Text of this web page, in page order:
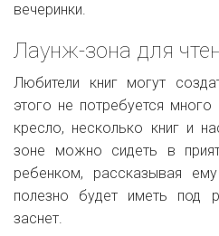
вечеринки.
Лаунж-зона для
Любители книг могут
этого не потребуется
кресло, несколько книг и
зоне можно сидеть в
ребенком, рассказывая
полезно будет иметь под
заснет.